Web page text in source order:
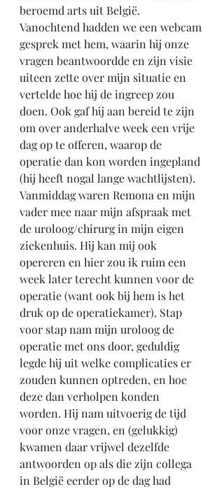
beroemd arts uit België.
Vanochtend hadden we een webcam
gesprek met hem, waarin hij onze
vragen beantwoordde en zijn visie
uiteen zette over mijn situatie en
vertelde hoe hij de ingreep zou
doen. Ook gaf hij aan bereid te zijn
om over anderhalve week een vrije
dag op te offeren, waarop de
operatie dan kon worden ingepland
(hij heeft nogal lange wachtlijsten).
Vanmiddag waren Remona en mijn
vader mee naar mijn afspraak met
de uroloog/chirurg in mijn eigen
ziekenhuis. Hij kan mij ook
opereren en hier zou ik ruim een
week later terecht kunnen voor de
operatie (want ook bij hem is het
druk op de operatiekamer). Stap
voor stap nam mijn uroloog de
operatie met ons door, geduldig
legde hij uit welke complicaties er
zouden kunnen optreden, en hoe
deze dan verholpen konden
worden. Hij nam uitvoerig de tijd
voor onze vragen, en (gelukkig)
kwamen daar vrijwel dezelfde
antwoorden op als die zijn collega
in België eerder op de dag had